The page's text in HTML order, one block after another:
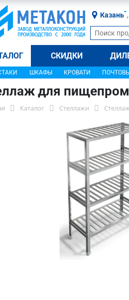
Казань
СКИДКИ
ШКАФЫ КРОВАТИ
для
Каталог Стеллажи